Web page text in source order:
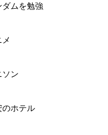
ダムを勉強
メ
ソン
のホテル